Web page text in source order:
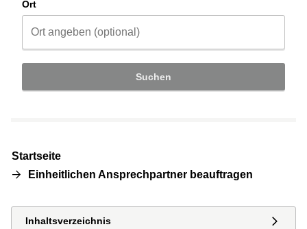
Ort
Suchen
Startseite
Einheitlichen Ansprechpartner beauftragen
Inhaltsverzeichnis